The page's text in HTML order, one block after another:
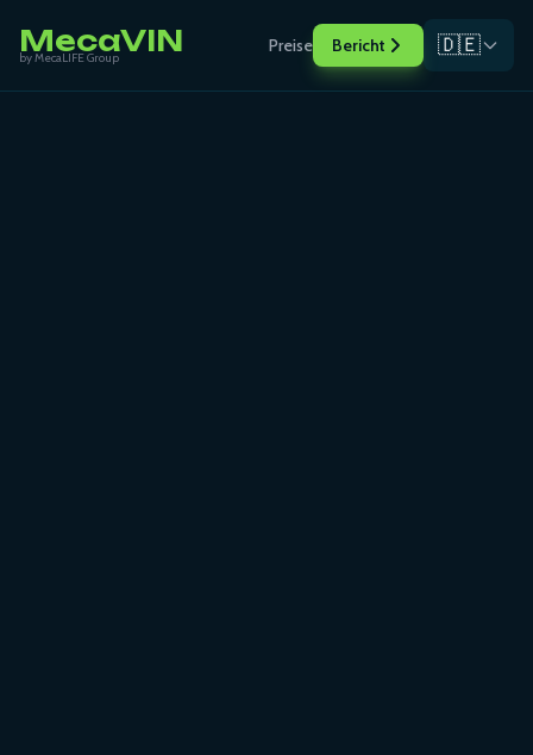
MecaVIN
by MecaLIFE Group
Preise Bericht 🇩🇪